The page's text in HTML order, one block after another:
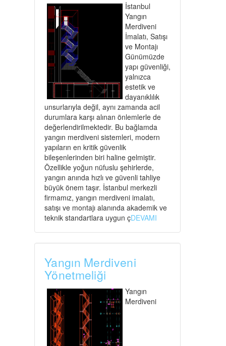
İstanbul
Yangın
Merdiveni
İmalatı, Satışı
ve Montajı
Günümüzde
yapı güvenliği,
yalnızca
estetik ve
dayanıklılık
unsurlarıyla değil, aynı zamanda acil
durumlara karşı alınan önlemlerle de
değerlendirilmektedir. Bu bağlamda
yangın merdiveni sistemleri, modern
yapıların en kritik güvenlik
bileşenlerinden biri haline gelmiştir.
Özellikle yoğun nüfuslu şehirlerde,
yangın anında hızlı ve güvenli tahliye
büyük önem taşır. İstanbul merkezli
firmamız, yangın merdiveni imalatı,
satışı ve montajı alanında akademik ve
teknik standartlara uygun çDEVAMI
Yangın Merdiveni
Yönetmeliği
Yangın
Merdiveni